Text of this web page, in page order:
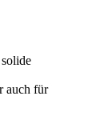
auch für